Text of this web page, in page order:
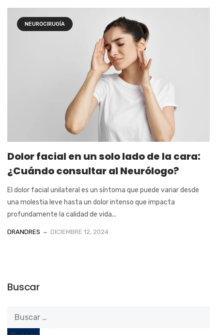
NEUROCIRUGÍA
Dolor facial en un solo lado de la cara:
¿Cuándo consultar al Neurólogo?
El dolor facial unilateral es un síntoma que puede variar desde
una molestia leve hasta un dolor intenso que impacta
profundamente la calidad de vida...
DRANDRES DICIEMBRE 12, 2024
Buscar